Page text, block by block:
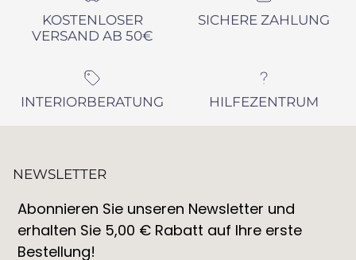
KOSTENLOSER
VERSAND AB 50€
SICHERE ZAHLUNG
INTERIORBERATUNG HILFEZENTRUM
NEWSLETTER
Abonnieren Sie unseren Newsletter und
erhalten Sie 5,00 € Rabatt auf Ihre erste
Bestellung!